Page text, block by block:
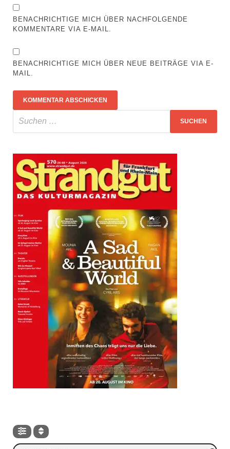
BENACHRICHTIGE MICH ÜBER NACHFOLGENDE
KOMMENTARE VIA E-MAIL.
BENACHRICHTIGE MICH ÜBER NEUE BEITRÄGE VIA E-
MAIL.